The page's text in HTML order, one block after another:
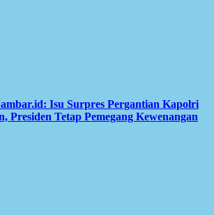
Isu Surpres Pergantian Kapolri
Presiden Tetap Pemegang Kewenangan